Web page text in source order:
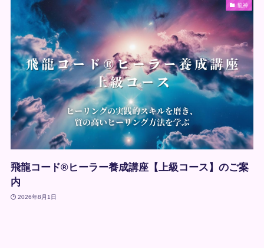
龍神
飛龍コード®ヒーラー養成講座【上級コース】のご案
内
2026年8月1日